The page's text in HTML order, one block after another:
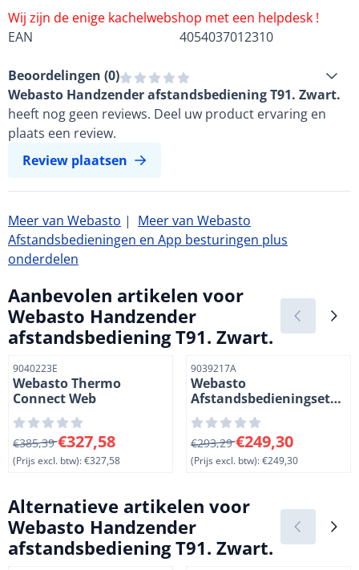
Wij zijn de enige kachelwebshop met een helpdesk !
EAN
4054037012310
Beoordelingen (0)
Webasto Handzender afstandsbediening T91. Zwart.
heeft nog geen reviews. Deel uw product ervaring en
plaats een review.
Review plaatsen
Meer van Webasto | Meer van Webasto
Afstandsbedieningen en App besturingen plus
onderdelen
Aanbevolen artikelen voor
Webasto Handzender
afstandsbediening T91. Zwart.
Artikelnummer
9040223E
Webasto Thermo
Connect Web
Van 385,39 voor 327,58, exclusief btw: 327,58
€385,39€327,58
(Prijs excl. btw):€327,58
Artikelnummer
9039217A
Webasto
Afstandsbedieningset
T99 voor Thermo Top
EVO en E/C/P kachels.
Zwart vervangt de oude
T91 model
Van 293,29 voor 249,30,
€293,29€249,30
(Prijs excl. btw):€249,30
Alternatieve artikelen voor
Webasto Handzender
afstandsbediening T91. Zwart.